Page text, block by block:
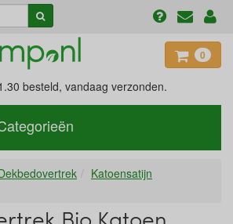
0
besteld, vandaag verzonden.
Katoensatijn